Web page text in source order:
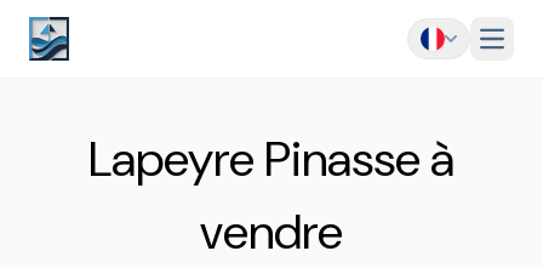
Menu
Lapeyre Pinasse à
vendre